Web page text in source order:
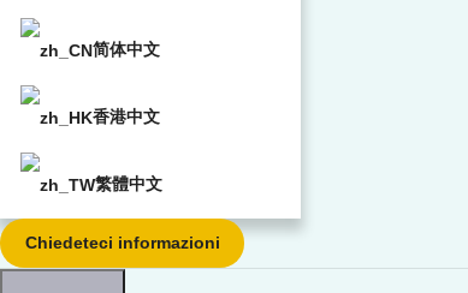
简体中文
香港中文
繁體中文
Chiedeteci informazioni